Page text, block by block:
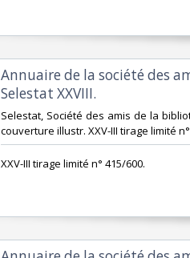
‎Annuaire de la société des
Selestat XXVIII. ‎
‎Selestat, Société des amis de la
couverture illustr. XXV-III tirage limité
‎XXV-III tirage limité n° 415/600.‎